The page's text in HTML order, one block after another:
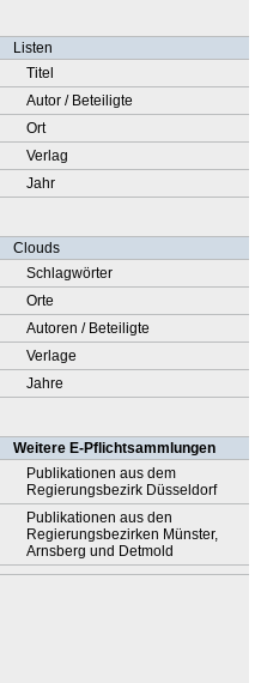
Listen
Titel
Autor / Beteiligte
Ort
Verlag
Jahr
Clouds
Schlagwörter
Orte
Autoren / Beteiligte
Verlage
Jahre
Weitere E-Pflichtsammlungen
Publikationen aus dem
Regierungsbezirk Düsseldorf
Publikationen aus den
Regierungsbezirken Münster,
Arnsberg und Detmold